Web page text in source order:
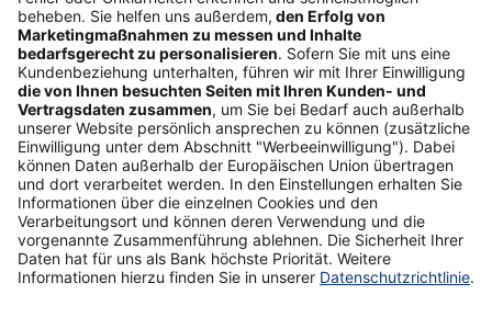
Folgen Sie uns
Postbank Newsletter
E-Mail-Adresse Abonnieren